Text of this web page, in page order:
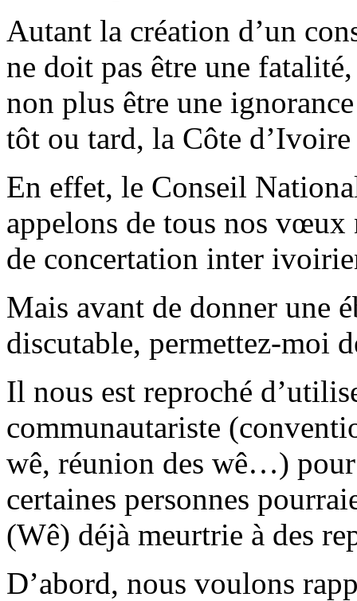
Autant la création d’un
ne doit pas être une
non plus être une
tôt ou tard, la Côte
En effet, le Conseil
appelons de tous nos vœux
de concertation inter
Mais avant de donner une
discutable, permettez-moi
Il nous est reproché
communautariste
wê, réunion des wê…)
certaines personnes
(Wê) déjà meurtrie à des
D’abord, nous voulons